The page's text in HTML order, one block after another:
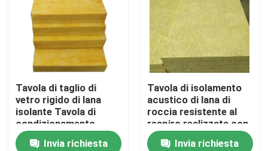
Casa
Prodotti
Tavola di taglio di
vetro rigido di lana
isolante Tavola di
condizionamento
dell'aria
Invia richiesta
Tavola di isolamento
acustico di lana di
roccia resistente al
respiro realizzata con
materiali sostenibili
Invia richiesta